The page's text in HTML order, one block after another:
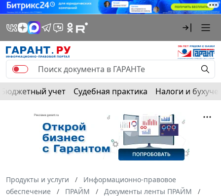
Бюджетный учет Судебная практика Налоги и
Продукты и услуги
Информационно-правовое
обеспечение
ПРАЙМ
Документы ленты ПРАЙМ